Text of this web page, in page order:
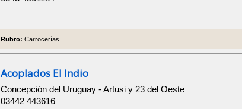
Rubro: Carrocerías...
Acoplados El Indio
Concepción del Uruguay - Artusi y 23 del Oeste
03442 443616